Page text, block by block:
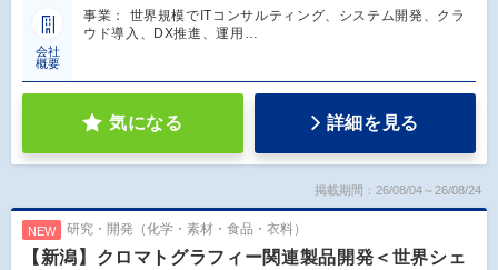
会社
概要
事業： 世界規模でITコンサルティング、システム開発、クラ
ウド導入、DX推進、運用…
気になる 詳細を見る
掲載期間：26/08/04～26/08/24
NEW 研究・開発（化学・素材・食品・衣料）
【新潟】クロマトグラフィー関連製品開発＜世界シェ